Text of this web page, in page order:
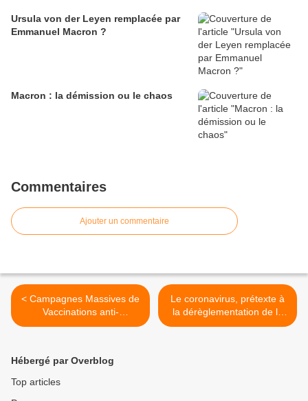
Ursula von der Leyen remplacée par
Emmanuel Macron ?
Macron : la démission ou le chaos
Commentaires
Ajouter un commentaire
< Campagnes Massives de
Vaccinations anti-
Méningite… en Lombardie
Le coronavirus, prétexte à
la dérèglementation de la
téléphonie mobile >
Hébergé par Overblog
Top articles